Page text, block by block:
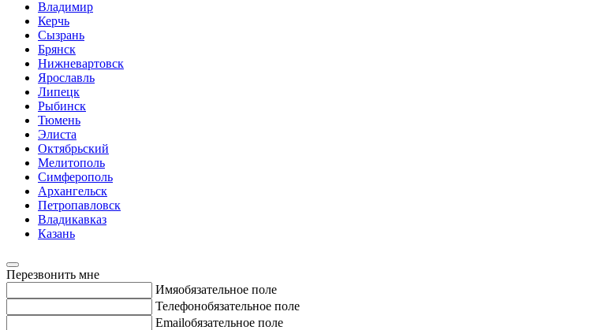
Владимир
Керчь
Сызрань
Брянск
Нижневартовск
Ярославль
Липецк
Рыбинск
Тюмень
Элиста
Октябрьский
Мелитополь
Симферополь
Архангельск
Петропавловск
Владикавказ
Казань
Перезвонить мне
Имяобязательное поле
Телефонобязательное поле
Emailобязательное поле